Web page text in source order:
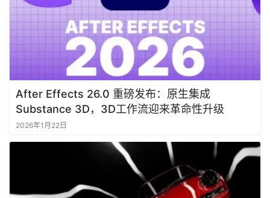
首
资
After Effects 26.0 重磅发布：原生集成
Substance 3D，3D工作流迎来革命性升级
2026年1月22日